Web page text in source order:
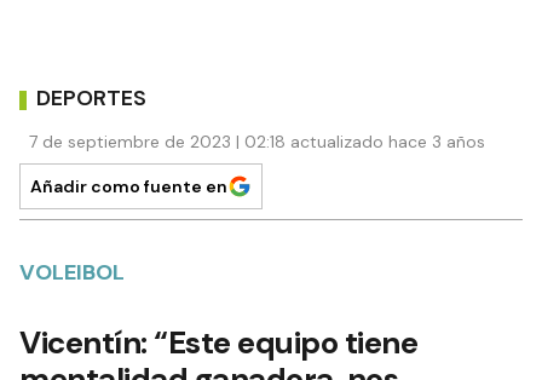
DEPORTES
7 de septiembre de 2023 | 02:18 actualizado hace 3 años
Añadir como fuente en
VOLEIBOL
Vicentín: “Este equipo tiene